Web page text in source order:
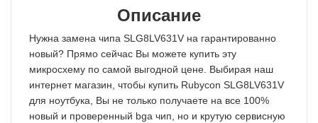
Описание
Нужна замена чипа SLG8LV631V на гарантированно
новый? Прямо сейчас Вы можете купить эту
микросхему по самой выгодной цене. Выбирая наш
интернет магазин, чтобы купить Rubycon SLG8LV631V
для ноутбука, Вы не только получаете на все 100%
новый и проверенный bga чип, но и крутую сервисную